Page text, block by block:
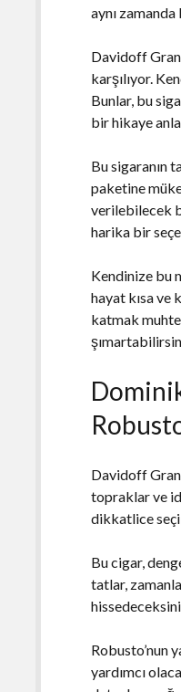
aynı
Davidoff
karşılıyor.
Bunlar, bu
bir hikaye
Bu sigaranın
paketine
verilebilecek
harika bir
Kendinize bu
hayat kısa ve
katmak
Davidoff
topraklar ve
dikkatlice
Bu cigar,
tatlar,
Robusto’nun
yardımcı